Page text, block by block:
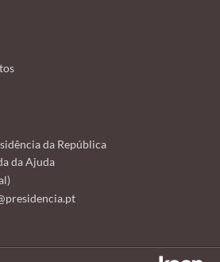
da República
da Ajuda